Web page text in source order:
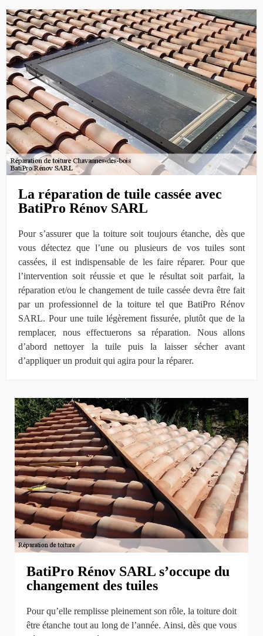
La réparation de tuile cassée avec
BatiPro Rénov SARL
Pour s’assurer que la toiture soit toujours étanche, dès que
vous détectez que l’une ou plusieurs de vos tuiles sont
cassées, il est indispensable de les faire réparer. Pour que
l’intervention soit réussie et que le résultat soit parfait, la
réparation et/ou le changement de tuile cassée devra être fait
par un professionnel de la toiture tel que BatiPro Rénov
SARL. Pour une tuile légèrement fissurée, plutôt que de la
remplacer, nous effectuerons sa réparation. Nous allons
d’abord nettoyer la tuile puis la laisser sécher avant
d’appliquer un produit qui agira pour la réparer.
BatiPro Rénov SARL s’occupe du
changement des tuiles
Pour qu’elle remplisse pleinement son rôle, la toiture doit
être étanche tout au long de l’année. Ainsi, dès que vous